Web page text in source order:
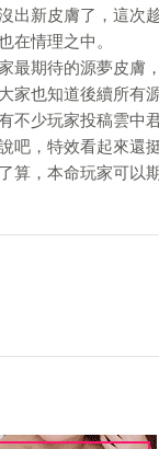
出新皮膚了，這次
在情理之中。
最期待的源夢皮膚
家也知道後續所有
不少玩家投稿雲中
吧，特效看起來還
算，本命玩家可以